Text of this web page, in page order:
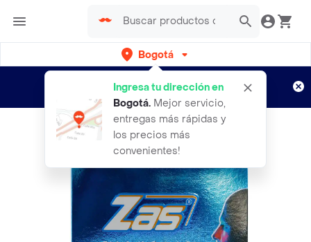
Bogotá
Ingresa tu dirección en
Bogotá. Mejor servicio,
entregas más rápidas y
los precios más
convenientes!
envíos gratis por semanas
Aplican TyC